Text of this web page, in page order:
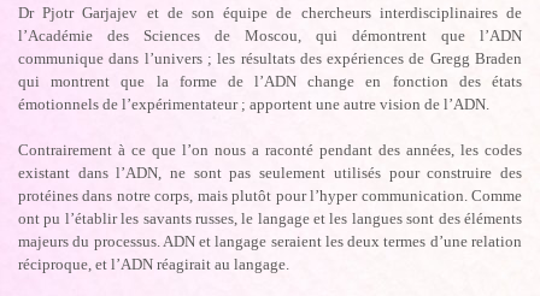
Dr Pjotr Garjajev et de son équipe de chercheurs interdisciplinaires de
l’Académie des Sciences de Moscou, qui démontrent que l’ADN
communique dans l’univers ; les résultats des expériences de Gregg Braden
qui montrent que la forme de l’ADN change en fonction des états
émotionnels de l’expérimentateur ; apportent une autre vision de l’ADN.
Contrairement à ce que l’on nous a raconté pendant des années, les codes
existant dans l’ADN, ne sont pas seulement utilisés pour construire des
protéines dans notre corps, mais plutôt pour l’hyper communication. Comme
ont pu l’établir les savants russes, le langage et les langues sont des éléments
majeurs du processus. ADN et langage seraient les deux termes d’une relation
réciproque, et l’ADN réagirait au langage.